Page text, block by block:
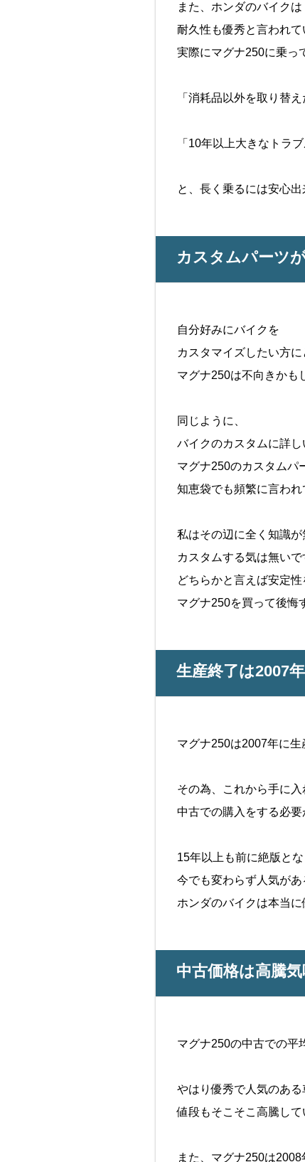
また、ホンダのバイクは
耐久性も優秀と言われて
実際にマグナ250に乗っ
「消耗品以外を取り替え
「10年以上大きなトラ
と、長く乗るには安心
カスタムパーツ
自分好みにバイクを
カスタマイズしたい方に
マグナ250は不向きかも
同じように、
バイクのカスタムに詳し
マグナ250のカスタムパ
知恵袋でも頻繁に言われ
私はその辺に全く知識が
カスタムする気は無いで
どちらかと言えば安定性
マグナ250を買って後悔
生産終了は2007年
マグナ250は2007年に生
その為、これから手に
中古での購入をする必要
15年以上も前に絶版とな
今でも変わらず人気があ
ホンダのバイクは本当
中古価格は高騰
マグナ250の中古での平
やはり優秀で人気のある
値段もそこそこ高騰して
また、マグナ250は2008